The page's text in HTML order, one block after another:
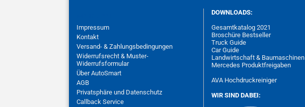
Impressum
Kontakt
Versand- & Zahlungsbedingungen
Widerrufsrecht & Muster-
Widerrufsformular
Über AutoSmart
AGB
Privatsphäre und Datenschutz
Callback Service
DOWNLOADS:
Gesamtkatalog 2021
Broschüre Bestseller
Truck Guide
Car Guide
Landwirtschaft & Baumaschinen
Mercedes Produktfreigaben
AVA Hochdruckreiniger
WIR SIND DABEI: